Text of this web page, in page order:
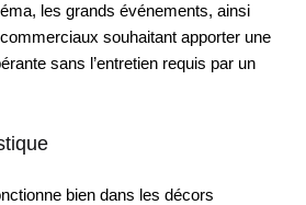
les grands événements, ainsi
souhaitant apporter une
sans l’entretien requis par un
bien dans les décors